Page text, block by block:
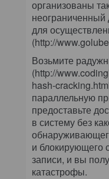
организованы
неограниченный
для
(http://
Возьмите
(http://
hash-
параллельную
предоставьте
в систему без
и блокирующего
записи, и вы
катастрофы.